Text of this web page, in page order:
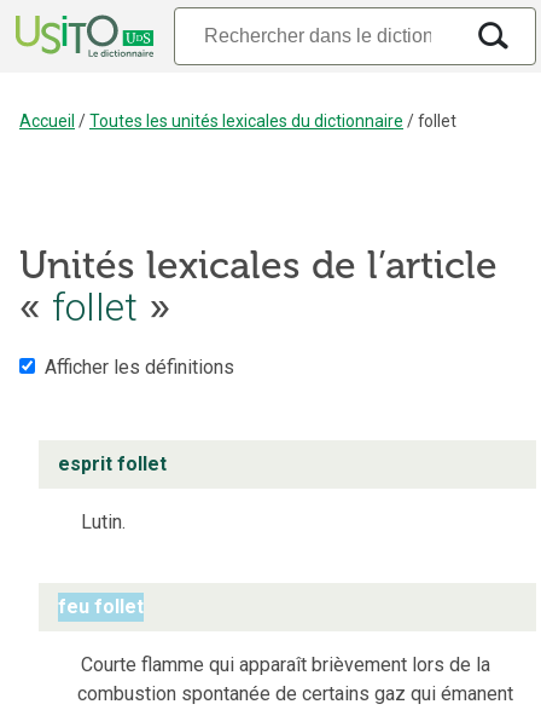
Accueil /Toutes les unités lexicales du dictionnaire /follet
Unités lexicales de l’article
« follet »
Afficher les définitions
esprit follet
Lutin.
feu follet
Courte flamme qui apparaît brièvement lors de la
combustion spontanée de certains gaz qui émanent